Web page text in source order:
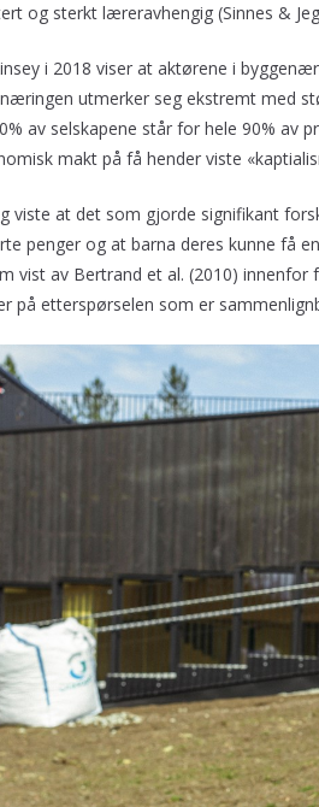
og sterkt læreravhengig (Sinnes &
i 2018 viser at aktørene i
utmerker seg ekstremt med
av selskapene står for hele 90%
makt på få hender viste
viste at det som gjorde signifikant
penger og at barna deres kunne få
vist av Bertrand et al. (2010)
på etterspørselen som er